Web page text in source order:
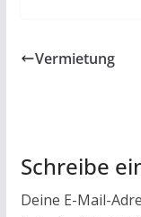
Vermietung
Schreibe
Deine E-Mail-